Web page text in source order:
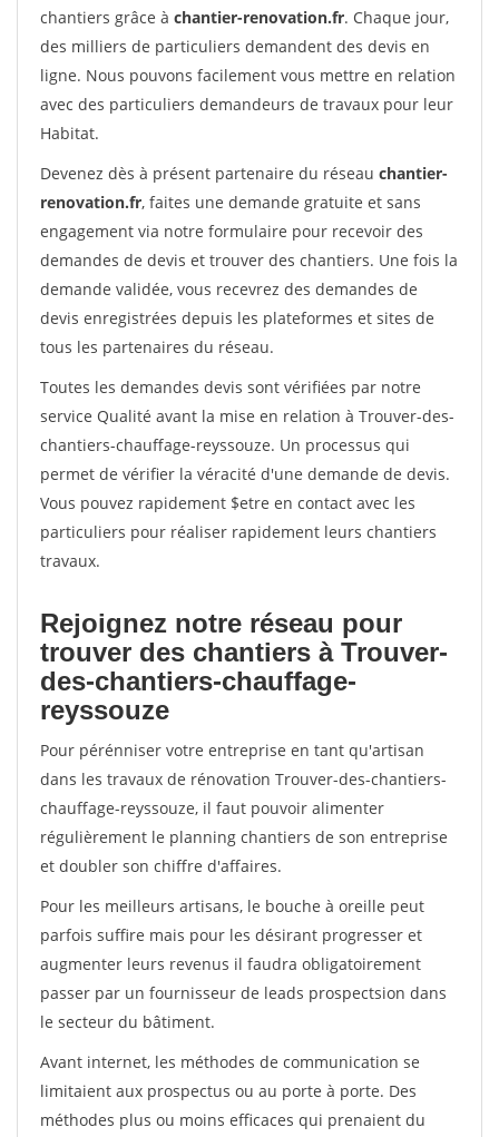
chantiers grâce à chantier-renovation.fr. Chaque jour,
des milliers de particuliers demandent des devis en
ligne. Nous pouvons facilement vous mettre en relation
avec des particuliers demandeurs de travaux pour leur
Habitat.
Devenez dès à présent partenaire du réseau chantier-
renovation.fr, faites une demande gratuite et sans
engagement via notre formulaire pour recevoir des
demandes de devis et trouver des chantiers. Une fois la
demande validée, vous recevrez des demandes de
devis enregistrées depuis les plateformes et sites de
tous les partenaires du réseau.
Toutes les demandes devis sont vérifiées par notre
service Qualité avant la mise en relation à Trouver-des-
chantiers-chauffage-reyssouze. Un processus qui
permet de vérifier la véracité d'une demande de devis.
Vous pouvez rapidement $etre en contact avec les
particuliers pour réaliser rapidement leurs chantiers
travaux.
Rejoignez notre réseau pour
trouver des chantiers à Trouver-
des-chantiers-chauffage-
reyssouze
Pour pérénniser votre entreprise en tant qu'artisan
dans les travaux de rénovation Trouver-des-chantiers-
chauffage-reyssouze, il faut pouvoir alimenter
régulièrement le planning chantiers de son entreprise
et doubler son chiffre d'affaires.
Pour les meilleurs artisans, le bouche à oreille peut
parfois suffire mais pour les désirant progresser et
augmenter leurs revenus il faudra obligatoirement
passer par un fournisseur de leads prospectsion dans
le secteur du bâtiment.
Avant internet, les méthodes de communication se
limitaient aux prospectus ou au porte à porte. Des
méthodes plus ou moins efficaces qui prenaient du